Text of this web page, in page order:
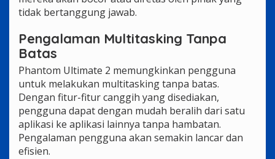
tidak bertanggung jawab.
Pengalaman Multitasking Tanpa
Batas
Phantom Ultimate 2 memungkinkan pengguna
untuk melakukan multitasking tanpa batas.
Dengan fitur-fitur canggih yang disediakan,
pengguna dapat dengan mudah beralih dari satu
aplikasi ke aplikasi lainnya tanpa hambatan.
Pengalaman pengguna akan semakin lancar dan
efisien.